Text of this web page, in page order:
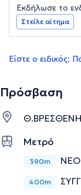
Εκδήλωσε το
Στείλε αίτημα
Είστε ο ειδικός;
Πρόσβαση
Μετρό
390m
400m